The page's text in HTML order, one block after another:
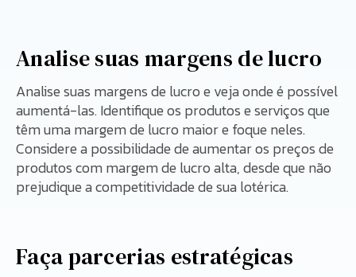
Analise suas margens de lucro
Analise suas margens de lucro e veja onde é possível
aumentá-las. Identifique os produtos e serviços que
têm uma margem de lucro maior e foque neles.
Considere a possibilidade de aumentar os preços de
produtos com margem de lucro alta, desde que não
prejudique a competitividade de sua lotérica.
Faça parcerias estratégicas